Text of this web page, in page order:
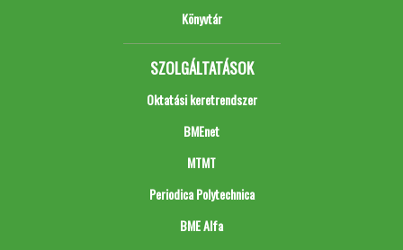
Könyvtár
SZOLGÁLTATÁSOK
Oktatási keretrendszer
BMEnet
MTMT
Periodica Polytechnica
BME Alfa